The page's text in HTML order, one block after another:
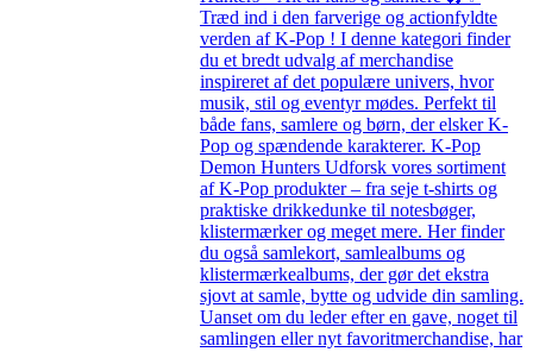
Træd ind i den farverige og actionfyldte
verden af K-Pop ! I denne kategori finder
du et bredt udvalg af merchandise
inspireret af det populære univers, hvor
musik, stil og eventyr mødes. Perfekt til
både fans, samlere og børn, der elsker K-
Pop og spændende karakterer. K-Pop
Demon Hunters Udforsk vores sortiment
af K-Pop produkter – fra seje t-shirts og
praktiske drikkedunke til notesbøger,
klistermærker og meget mere. Her finder
du også samlekort, samlealbums og
klistermærkealbums, der gør det ekstra
sjovt at samle, bytte og udvide din samling.
Uanset om du leder efter en gave, noget til
samlingen eller nyt favoritmerchandise, har